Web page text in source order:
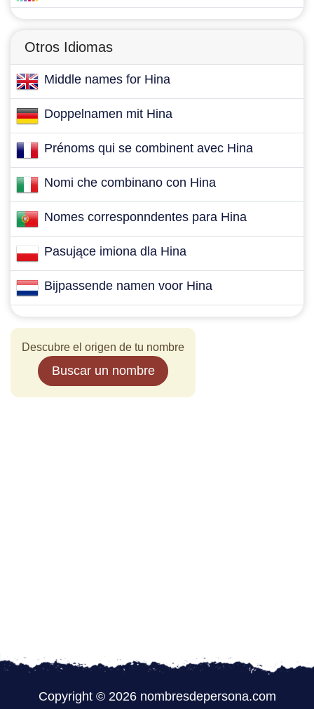
Otros Idiomas
Middle names for Hina
Doppelnamen mit Hina
Prénoms qui se combinent avec Hina
Nomi che combinano con Hina
Nomes corresponndentes para Hina
Pasujące imiona dla Hina
Bijpassende namen voor Hina
Descubre el origen de tu nombre
Buscar un nombre
Copyright © 2026 nombresdepersona.com